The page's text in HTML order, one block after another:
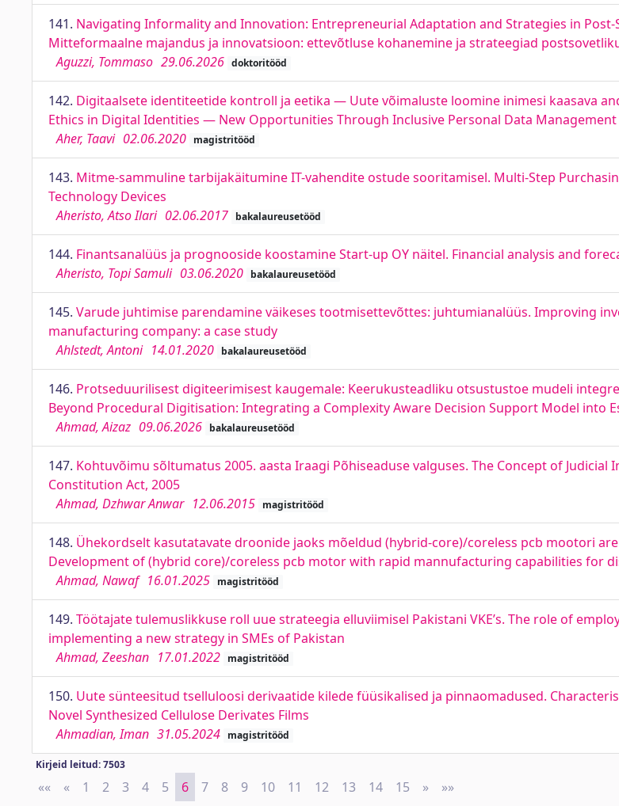
141. Navigating Informality and Innovation: Entrepreneurial Adaptation and Strategies in Post-
Mitteformaalne majandus ja innovatsioon: ettevõtluse kohanemine ja strateegiad
Aguzzi, Tommaso 29.06.2026 doktoritööd
142. Digitaalsete identiteetide kontroll ja eetika — Uute võimaluste loomine inimesi kaasava
Ethics in Digital Identities — New Opportunities Through Inclusive Personal Data Management
Aher, Taavi 02.06.2020 magistritööd
143. Mitme-sammuline tarbijakäitumine IT-vahendite ostude sooritamisel. Multi-Step
Technology Devices
Aheristo, Atso Ilari 02.06.2017 bakalaureusetööd
144. Finantsanalüüs ja prognooside koostamine Start-up OY näitel. Financial analysis and
Aheristo, Topi Samuli 03.06.2020 bakalaureusetööd
145. Varude juhtimise parendamine väikeses tootmisettevõttes: juhtumianalüüs. Improving
manufacturing company: a case study
Ahlstedt, Antoni 14.01.2020 bakalaureusetööd
146. Protseduurilisest digiteerimisest kaugemale: Keerukusteadliku otsustustoe mudeli
Beyond Procedural Digitisation: Integrating a Complexity Aware Decision Support Model into
Ahmad, Aizaz 09.06.2026 bakalaureusetööd
147. Kohtuvõimu sõltumatus 2005. aasta Iraagi Põhiseaduse valguses. The Concept of Judicial
Constitution Act, 2005
Ahmad, Dzhwar Anwar 12.06.2015 magistritööd
148. Ühekordselt kasutatavate droonide jaoks mõeldud (hybrid-core)/coreless pcb mootori
Development of (hybrid core)/coreless pcb motor with rapid mannufacturing capabilities for
Ahmad, Nawaf 16.01.2025 magistritööd
149. Töötajate tulemuslikkuse roll uue strateegia elluviimisel Pakistani VKE’s. The role of
implementing a new strategy in SMEs of Pakistan
Ahmad, Zeeshan 17.01.2022 magistritööd
150. Uute sünteesitud tselluloosi derivaatide kilede füüsikalised ja pinnaomadused.
Novel Synthesized Cellulose Derivates Films
Ahmadian, Iman 31.05.2024 magistritööd
Kirjeid leitud: 7503
«« First
« Previous
1 2 3 4 5 6 7 8 9 10 11 12 13 14 15 » Next
»»